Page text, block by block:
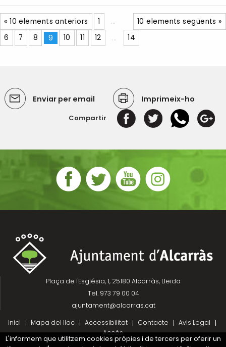
« 10 elements anteriors 10 elements següents »
1
...
6
7 8 9 10 11 12 ... 14
Enviar per email Imprimeix-ho
Compartir
Plaça de l'Església, 1, 25180 Alcarràs, Lleida
Tel. 973 79 00 04
ajuntament@alcarras.cat
Inici
Mapa del lloc Accessibilitat Contacte
Avis Legal
Accés
L'informem que utilitzem cookies pròpies i de tercers per oferir un